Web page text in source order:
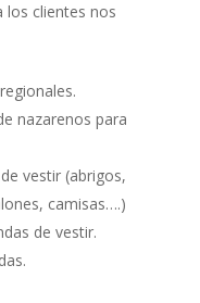
los clientes nos
nazarenos para
vestir (abrigos,
camisas….)
de vestir.